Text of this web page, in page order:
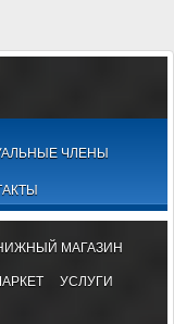
ЧЛЕНЫ
МАГАЗИН
УСЛУГИ